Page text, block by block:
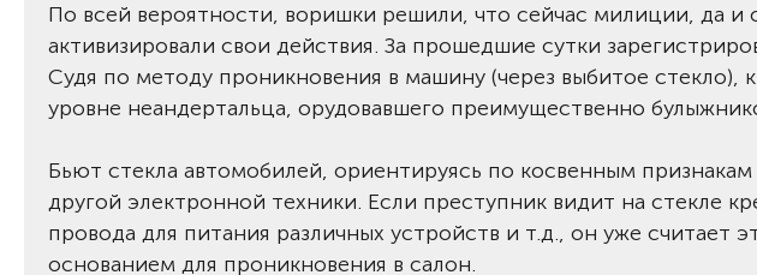
По всей вероятности, воришки решили, что сейчас милиции, да и
активизировали свои действия. За прошедшие сутки
Судя по методу проникновения в машину (через выбитое стекло),
уровне неандертальца, орудовавшего преимущественно
Бьют стекла автомобилей, ориентируясь по косвенным
другой электронной техники. Если преступник видит на стекле
провода для питания различных устройств и т.д., он уже считает
основанием для проникновения в салон.